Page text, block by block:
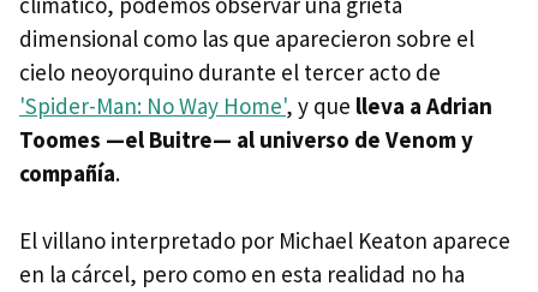
dimensional como las que aparecieron sobre el
cielo neoyorquino durante el tercer acto de
'Spider-Man: No Way Home', y que lleva a Adrian
Toomes —el Buitre— al universo de Venom y
compañía.
El villano interpretado por Michael Keaton aparece
en la cárcel, pero como en esta realidad no ha